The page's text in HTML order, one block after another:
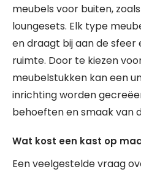
meubels voor buiten,
loungesets. Elk type
en draagt bij aan de
ruimte. Door te kiezen
meubelstukken kan een
inrichting worden
behoeften en smaak van
Wat kost een kast op
Een veelgestelde vraag